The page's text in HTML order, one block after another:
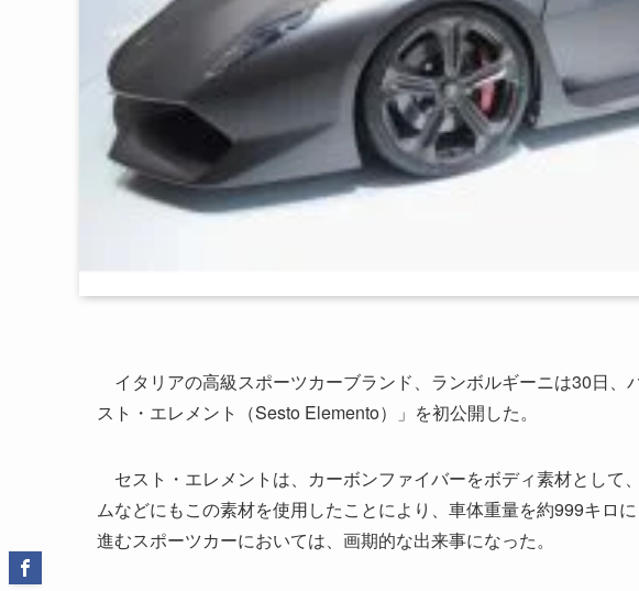
イタリアの高級スポーツカーブランド、ランボルギーニは30日、
スト・エレメント（Sesto Elemento）」を初公開した。
セスト・エレメントは、カーボンファイバーをボディ素材として
ムなどにもこの素材を使用したことにより、車体重量を約999キロ
進むスポーツカーにおいては、画期的な出来事になった。